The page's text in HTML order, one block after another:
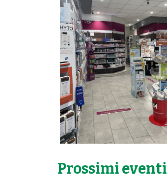
Prossimi eventi